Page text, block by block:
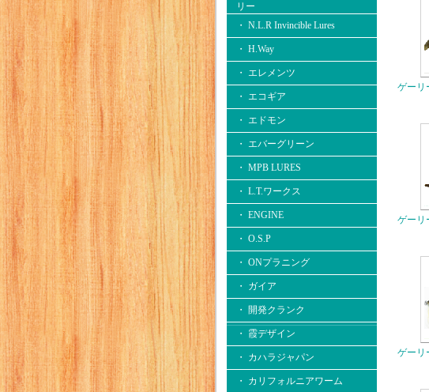
リー
・ N.L.R Invincible Lures
・ H.Way
・ エレメンツ
・ エコギア
・ エドモン
・ エバーグリーン
・ MPB LURES
・ L.T.ワークス
・ ENGINE
・ O.S.P
・ ONプラニング
・ ガイア
・ 開発クランク
・ 霞デザイン
・ カハラジャパン
・ カリフォルニアワーム
ゲー
ゲー
ゲー